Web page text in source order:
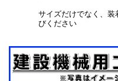
サイズだけでなく、装
びください